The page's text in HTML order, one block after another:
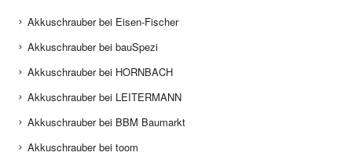
Akkuschrauber bei Eisen-Fischer
Akkuschrauber bei bauSpezi
Akkuschrauber bei HORNBACH
Akkuschrauber bei LEITERMANN
Akkuschrauber bei BBM Baumarkt
Akkuschrauber bei toom